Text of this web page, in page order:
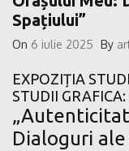
Spațiului”
On 6 iulie 2025 By
EXPOZIȚIA
STUDII GRAFICA:
Dialoguri